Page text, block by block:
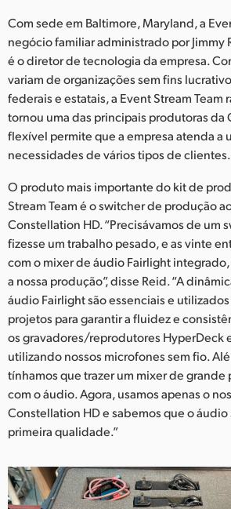
New Zealand
Norway
Poland
Portugal
Singapore
South Africa
Spain
Sweden
Chinese Taipei
UAE
Ukraine
United States
Com sede em Baltimore, Maryland, a
negócio familiar administrado por Jimmy
é o diretor de tecnologia da empresa.
variam de organizações sem fins
federais e estatais, a Event Stream Team
tornou uma das principais produtoras da
flexível permite que a empresa atenda a
necessidades de vários tipos de clientes.
O produto mais importante do kit de
Stream Team é o switcher de produção
Constellation HD. “Precisávamos de um
fizesse um trabalho pesado, e as vinte
com o mixer de áudio Fairlight
a nossa produção”, disse Reid. “A
áudio Fairlight são essenciais e
projetos para garantir a fluidez e
os gravadores/reprodutores HyperDeck
utilizando nossos microfones sem fio.
tínhamos que trazer um mixer de grande
com o áudio. Agora, usamos apenas o
Constellation HD e sabemos que o áudio
primeira qualidade.”